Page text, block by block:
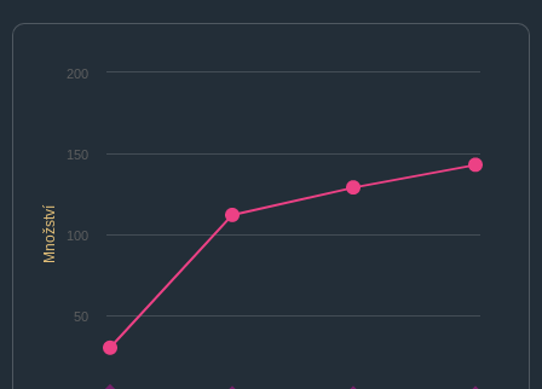
Množství
50
100
150
200